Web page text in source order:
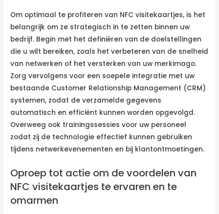
Om optimaal te profiteren van NFC visitekaartjes, is het
belangrijk om ze strategisch in te zetten binnen uw
bedrijf. Begin met het definiëren van de doelstellingen
die u wilt bereiken, zoals het verbeteren van de snelheid
van netwerken of het versterken van uw merkimago.
Zorg vervolgens voor een soepele integratie met uw
bestaande Customer Relationship Management (CRM)
systemen, zodat de verzamelde gegevens
automatisch en efficiënt kunnen worden opgevolgd.
Overweeg ook trainingssessies voor uw personeel
zodat zij de technologie effectief kunnen gebruiken
tijdens netwerkevenementen en bij klantontmoetingen.
Oproep tot actie om de voordelen van
NFC visitekaartjes te ervaren en te
omarmen